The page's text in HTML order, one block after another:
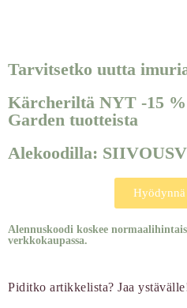
Tarvitsetko uutta
Kärcheriltä NYT -15
Garden tuotteista
Alekoodilla:
Alennuskoodi koskee
verkkokaupassa.
Piditko artikkelista? Jaa